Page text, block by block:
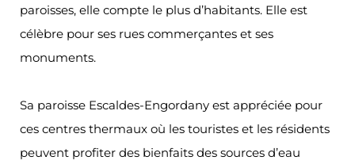
paroisses, elle compte le plus d’habitants. Elle est
célèbre pour ses rues commerçantes et ses
monuments.
Sa paroisse Escaldes-Engordany est appréciée pour
ces centres thermaux où les touristes et les résidents
peuvent profiter des bienfaits des sources d’eau